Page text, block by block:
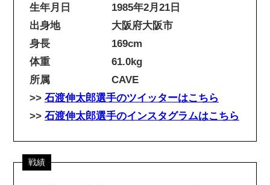
生年月日 1985年2月21日
出身地 大阪府大阪市
身長 169cm
体重 61.0kg
所属 CAVE
>> 石渡伸太郎選手のツイッターはこちら
>> 石渡伸太郎選手のインスタグラムはこちら